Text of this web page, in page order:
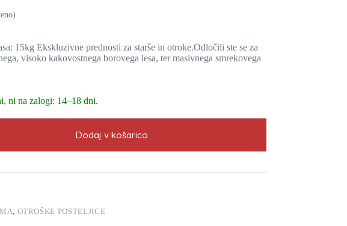
15kg Ekskluzivne prednosti za starše in otroke.Odločili ste se za
visoko kakovostnega borovega lesa, ter masivnega smrekovega
ni na zalogi: 14–18 dni.
Dodaj v košarico
, OTROŠKE POSTELJICE